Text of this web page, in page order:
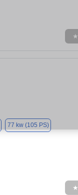
★
77 kw (105 PS)
★